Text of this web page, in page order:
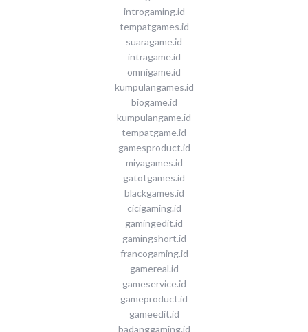
introgaming.id
tempatgames.id
suaragame.id
intragame.id
omnigame.id
kumpulangames.id
biogame.id
kumpulangame.id
tempatgame.id
gamesproduct.id
miyagames.id
gatotgames.id
blackgames.id
cicigaming.id
gamingedit.id
gamingshort.id
francogaming.id
gamereal.id
gameservice.id
gameproduct.id
gameedit.id
badanggaming.id